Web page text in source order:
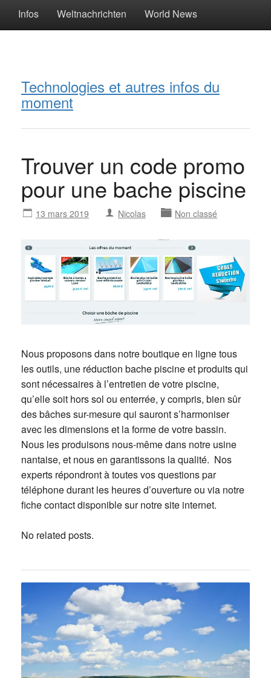
Infos Weltnachrichten World News
Technologies et autres infos du
moment
Trouver un code promo
pour une bache piscine
13 mars 2019 Nicolas Non classé
Nous proposons dans notre boutique en ligne tous
les outils, une réduction bache piscine et produits qui
sont nécessaires à l’entretien de votre piscine,
qu’elle soit hors sol ou enterrée, y compris, bien sûr
des bâches sur-mesure qui sauront s’harmoniser
avec les dimensions et la forme de votre bassin.
Nous les produisons nous-même dans notre usine
nantaise, et nous en garantissons la qualité. Nos
experts répondront à toutes vos questions par
téléphone durant les heures d’ouverture ou via notre
fiche contact disponible sur notre site internet.
No related posts.